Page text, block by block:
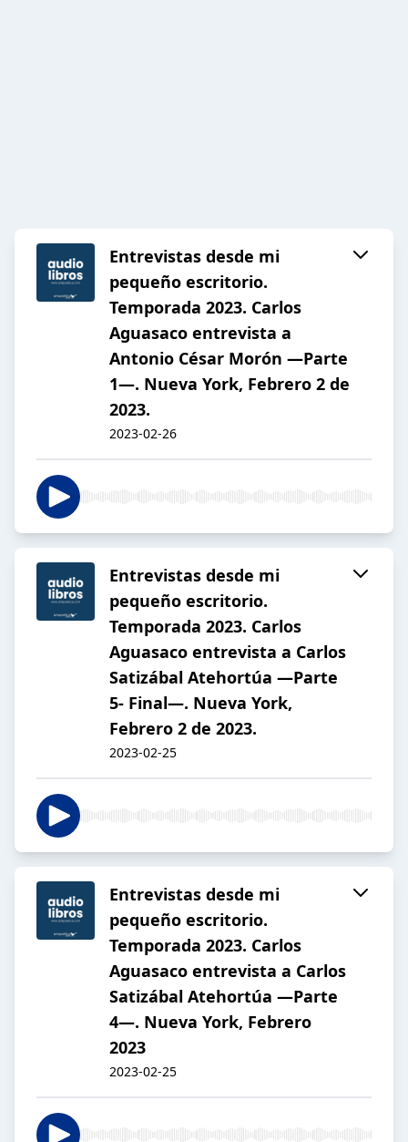
Entrevistas desde mi
pequeño escritorio.
Temporada 2023. Carlos
Aguasaco entrevista a
Antonio César Morón —Parte
1—. Nueva York, Febrero 2 de
2023.
2023-02-26
Entrevistas desde mi
pequeño escritorio.
Temporada 2023. Carlos
Aguasaco entrevista a Carlos
Satizábal Atehortúa —Parte
5- Final—. Nueva York,
Febrero 2 de 2023.
2023-02-25
Entrevistas desde mi
pequeño escritorio.
Temporada 2023. Carlos
Aguasaco entrevista a Carlos
Satizábal Atehortúa —Parte
4—. Nueva York, Febrero
2023
2023-02-25